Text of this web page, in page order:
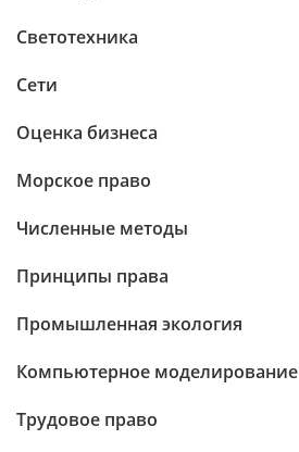
Светотехника
Сети
Оценка бизнеса
Морское право
Численные методы
Принципы права
Промышленная экология
Компьютерное моделирование
Трудовое право